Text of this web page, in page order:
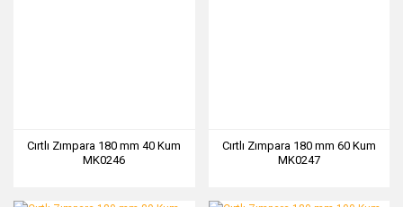
Cırtlı Zımpara 180 mm 40 Kum
MK0246
Cırtlı Zımpara 180 mm 60 Kum
MK0247